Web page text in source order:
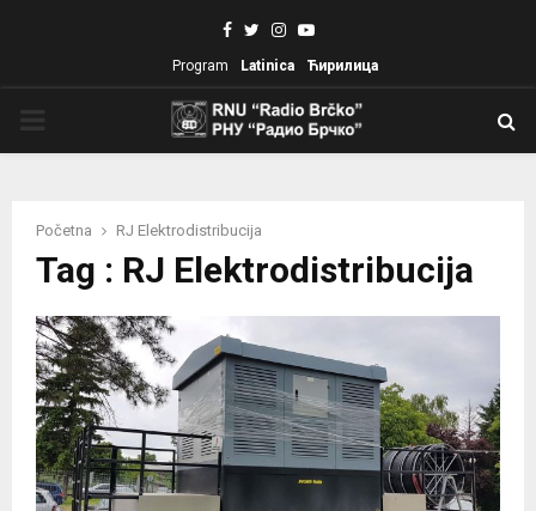
Facebook
TwitterInstagram
Youtube
Program Latinica Ћирилица
Početna RJ Elektrodistribucija
Tag : RJ Elektrodistribucija